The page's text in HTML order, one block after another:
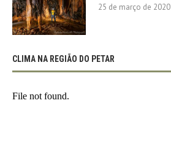
25 de março de 2020
CLIMA NA REGIÃO DO PETAR